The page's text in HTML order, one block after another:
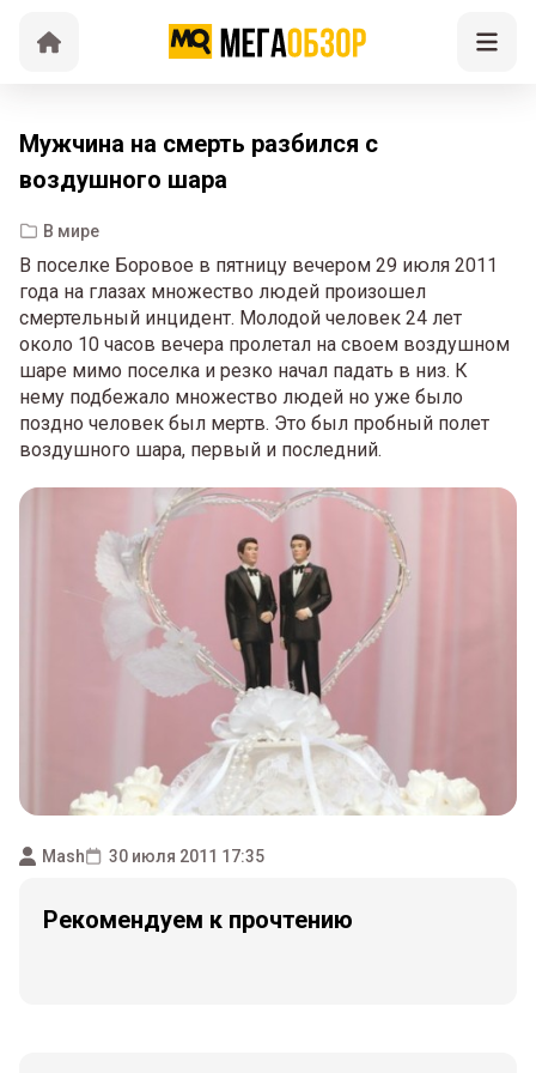
Мужчина на смерть разбился с
воздушного шара
В мире
В поселке Боровое в пятницу вечером 29 июля 2011
года на глазах множество людей произошел
смертельный инцидент. Молодой человек 24 лет
около 10 часов вечера пролетал на своем воздушном
шаре мимо поселка и резко начал падать в низ. К
нему подбежало множество людей но уже было
поздно человек был мертв. Это был пробный полет
воздушного шара, первый и последний.
Mash 30 июля 2011 17:35
Рекомендуем к прочтению